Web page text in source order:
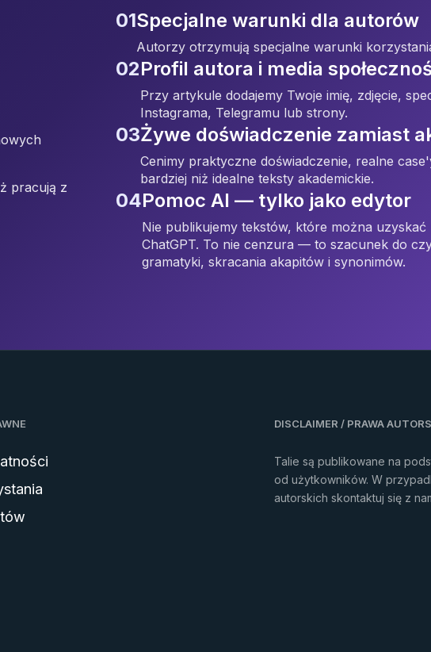
pracują z
01Specjalne warunki dla autorów
Autorzy otrzymują specjalne warunki
02Profil autora i media
Przy artykule dodajemy Twoje imię, zdjęcie,
Instagrama, Telegramu lub strony.
03Żywe doświadczenie zamiast
Cenimy praktyczne doświadczenie, realne
bardziej niż idealne teksty akademickie.
04Pomoc AI — tylko jako edytor
Nie publikujemy tekstów, które można
ChatGPT. To nie cenzura — to szacunek do
gramatyki, skracania akapitów i synonimów.
DISCLAIMER / PRAWA
Talie są publikowane na
od użytkowników. W
autorskich skontaktuj się z